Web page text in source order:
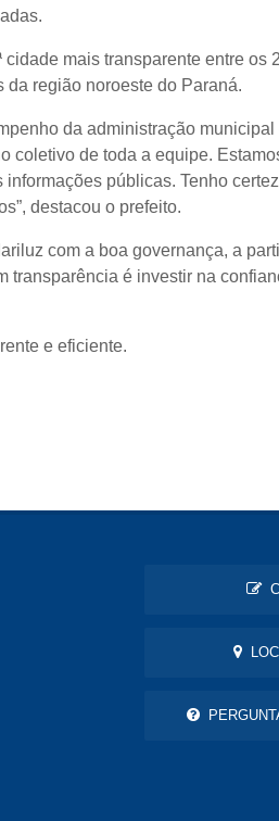
mais transparente entre os
região noroeste do Paraná.
da administração
coletivo de toda a equipe.
públicas. Tenho
destacou o prefeito.
com a boa governança, a
transparência é investir na
e eficiente.